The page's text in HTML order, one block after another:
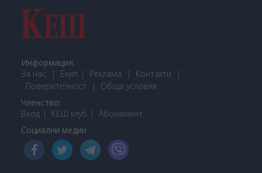
Информация:
За нас
Екип Реклама
Контакти
Поверителност
Общи условия
Членство:
Вход
КЕШ клуб Абонамент
Социални медии